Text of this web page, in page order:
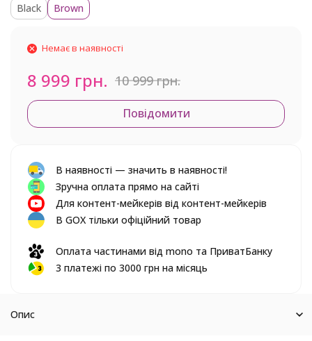
Black
Brown
Немає в наявності
8 999 грн. 10 999 грн.
Повідомити
В наявності — значить в наявності!
Зручна оплата прямо на сайті
Для контент-мейкерів від контент-мейкерів
В GOX тільки офіційний товар
Оплата частинами від mono та ПриватБанку
3 платежі по 3000 грн на місяць
Опис